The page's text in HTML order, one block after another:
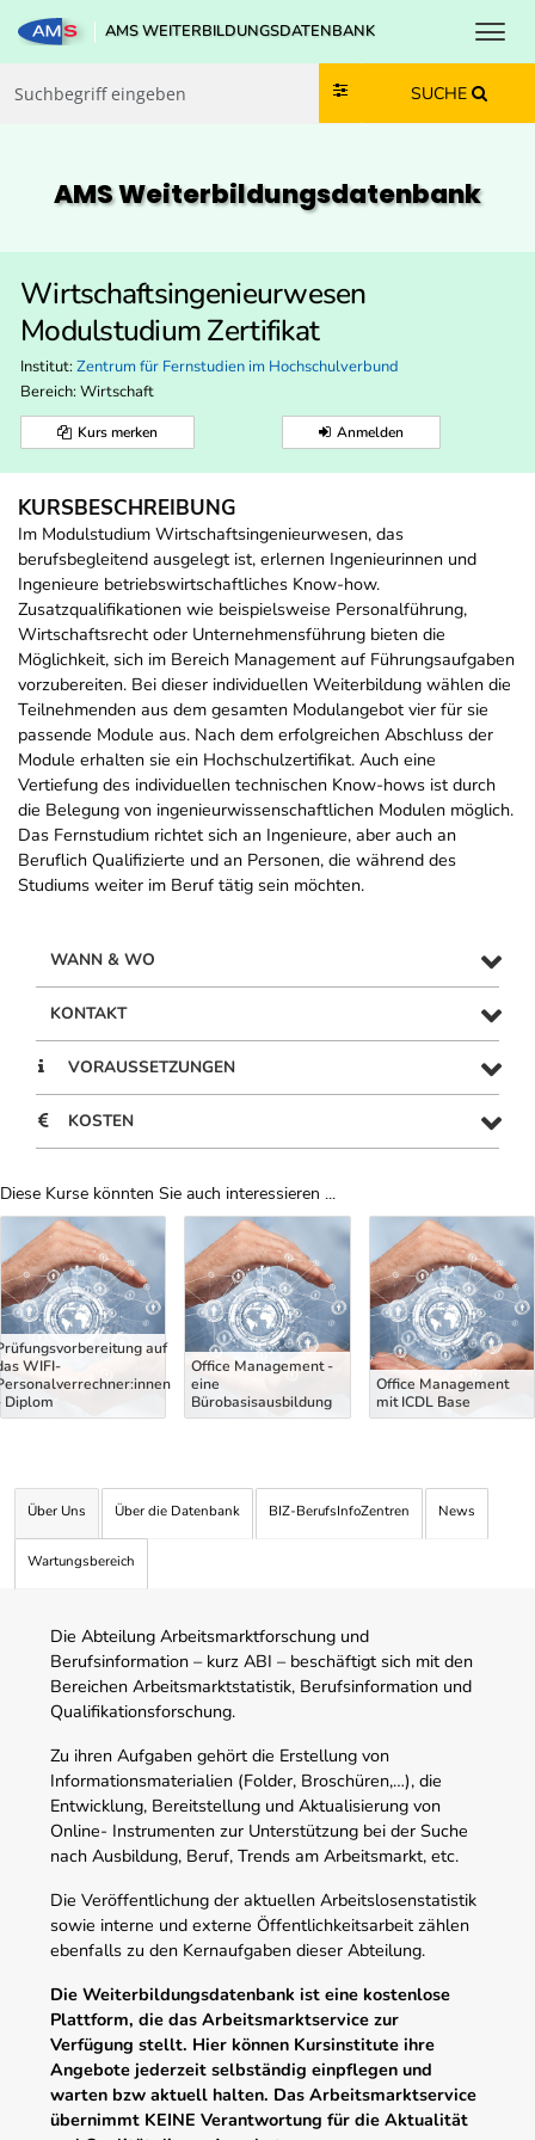
Zum Inhalt springen
Zum Navmenü springen
Zur Suche springen
Zur Footer springen
AMS WEITERBILDUNGSDATENBANK
SUCHE
AMS Weiterbildungs­datenbank
Wirtschaftsingenieurwesen
Modulstudium Zertifikat
Institut: Zentrum für Fernstudien im Hochschulverbund
Bereich: Wirtschaft
Kurs merken Anmelden
KURSBESCHREIBUNG
Im Modulstudium Wirtschaftsingenieurwesen, das
berufsbegleitend ausgelegt ist, erlernen Ingenieurinnen und
Ingenieure betriebswirtschaftliches Know-how.
Zusatzqualifikationen wie beispielsweise Personalführung,
Wirtschaftsrecht oder Unternehmensführung bieten die
Möglichkeit, sich im Bereich Management auf Führungsaufgaben
vorzubereiten. Bei dieser individuellen Weiterbildung wählen die
Teilnehmenden aus dem gesamten Modulangebot vier für sie
passende Module aus. Nach dem erfolgreichen Abschluss der
Module erhalten sie ein Hochschulzertifikat. Auch eine
Vertiefung des individuellen technischen Know-hows ist durch
die Belegung von ingenieurwissenschaftlichen Modulen möglich.
Das Fernstudium richtet sich an Ingenieure, aber auch an
Beruflich Qualifizierte und an Personen, die während des
Studiums weiter im Beruf tätig sein möchten.
WANN & WO
KONTAKT
VORAUSSETZUNGEN
KOSTEN
Diese Kurse könnten Sie auch interessieren ...
Uber Weiterbildungsvorschläge
auf
WIFI-
Diplom
Office Management -
eine
Bürobasisausbildung
Office Management
mit ICDL Base
Über Uns Über die Datenbank BIZ-BerufsInfoZentren News
Wartungsbereich
Die Abteilung Arbeitsmarktforschung und
Berufsinformation – kurz ABI – beschäftigt sich mit den
Bereichen Arbeitsmarktstatistik, Berufsinformation und
Qualifikationsforschung.
Zu ihren Aufgaben gehört die Erstellung von
Informationsmaterialien (Folder, Broschüren,…), die
Entwicklung, Bereitstellung und Aktualisierung von
Online- Instrumenten zur Unterstützung bei der Suche
nach Ausbildung, Beruf, Trends am Arbeitsmarkt, etc.
Die Veröffentlichung der aktuellen Arbeitslosenstatistik
sowie interne und externe Öffentlichkeitsarbeit zählen
ebenfalls zu den Kernaufgaben dieser Abteilung.
Die Weiterbildungsdatenbank ist eine kostenlose
Plattform, die das Arbeitsmarktservice zur
Verfügung stellt. Hier können Kursinstitute ihre
Angebote jederzeit selbständig einpflegen und
warten bzw aktuell halten. Das Arbeitsmarktservice
übernimmt KEINE Verantwortung für die Aktualität